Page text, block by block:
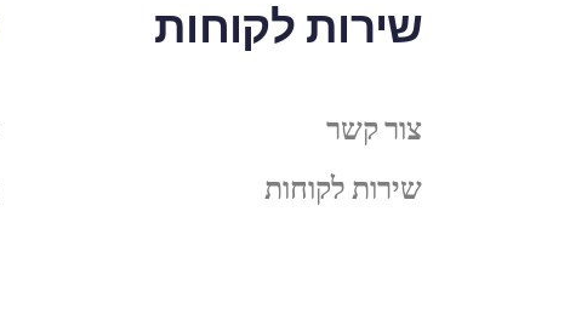
שירות לקוחות
צור קשר
שירות לקוחות